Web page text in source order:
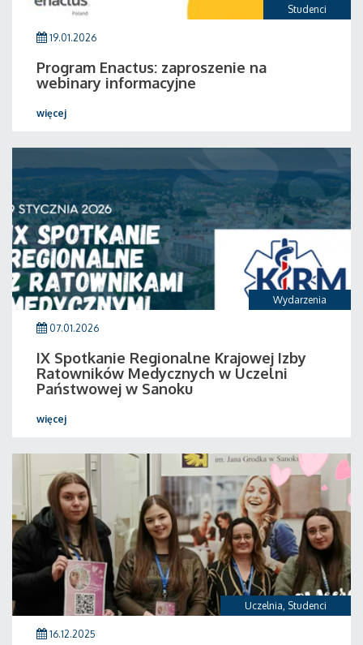
Studenci
19.01.2026
Program Enactus: zaproszenie na
webinary informacyjne
więcej
Wydarzenia
07.01.2026
IX Spotkanie Regionalne Krajowej Izby
Ratowników Medycznych w Uczelni
Państwowej w Sanoku
więcej
Uczelnia, Studenci
16.12.2025